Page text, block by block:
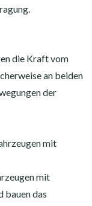
die Kraft vom
an beiden
der
mit
mit
bauen das